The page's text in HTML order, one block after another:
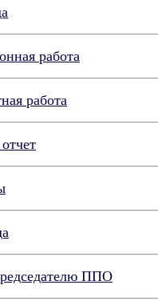
работа
работа
ППО